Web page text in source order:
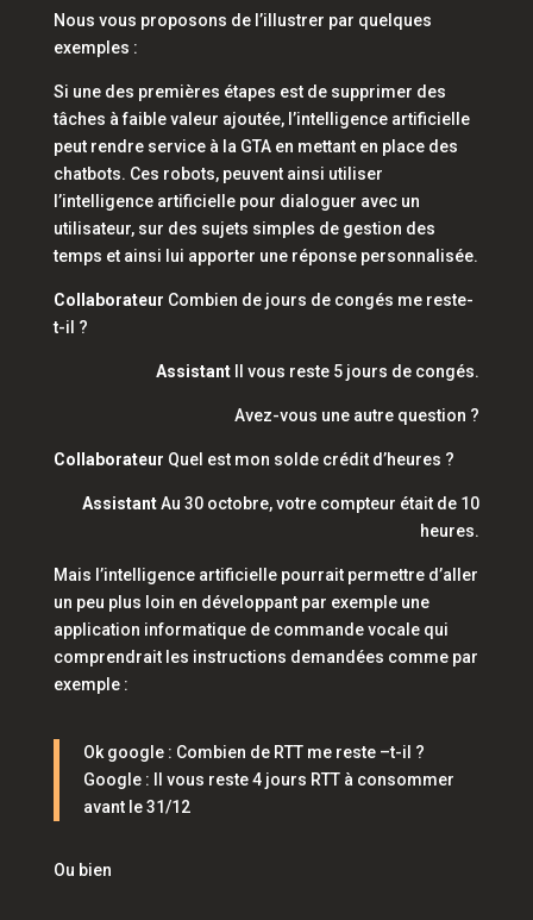
Nous vous proposons de l’illustrer par quelques
exemples :
Si une des premières étapes est de supprimer des
tâches à faible valeur ajoutée, l’intelligence artificielle
peut rendre service à la GTA en mettant en place des
chatbots. Ces robots, peuvent ainsi utiliser
l’intelligence artificielle pour dialoguer avec un
utilisateur, sur des sujets simples de gestion des
temps et ainsi lui apporter une réponse personnalisée.
Collaborateur Combien de jours de congés me reste-
t-il ?
Assistant Il vous reste 5 jours de congés.
Avez-vous une autre question ?
Collaborateur Quel est mon solde crédit d’heures ?
AssistantAu 30 octobre, votre compteur était de 10
heures.
Mais l’intelligence artificielle pourrait permettre d’aller
un peu plus loin en développant par exemple une
application informatique de commande vocale qui
comprendrait les instructions demandées comme par
exemple :
Ok google : Combien de RTT me reste –t-il ?
Google : Il vous reste 4 jours RTT à consommer
avant le 31/12
Ou bien